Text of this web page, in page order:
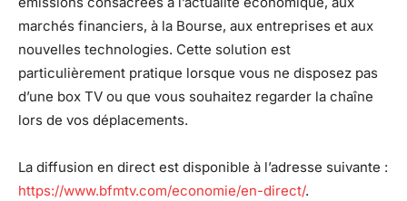
marchés financiers, à la Bourse, aux entreprises et aux
nouvelles technologies. Cette solution est
particulièrement pratique lorsque vous ne disposez pas
d’une box TV ou que vous souhaitez regarder la chaîne
lors de vos déplacements.
La diffusion en direct est disponible à l’adresse suivante :
https://www.bfmtv.com/economie/en-direct/.